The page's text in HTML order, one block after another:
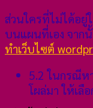
ส่วนใครที่ไม่ได้อยู่
บนแผนที่เอง จาก
ทำเว็บไซต์
5.2 ในกรณี
โผล่มา ให้เลื